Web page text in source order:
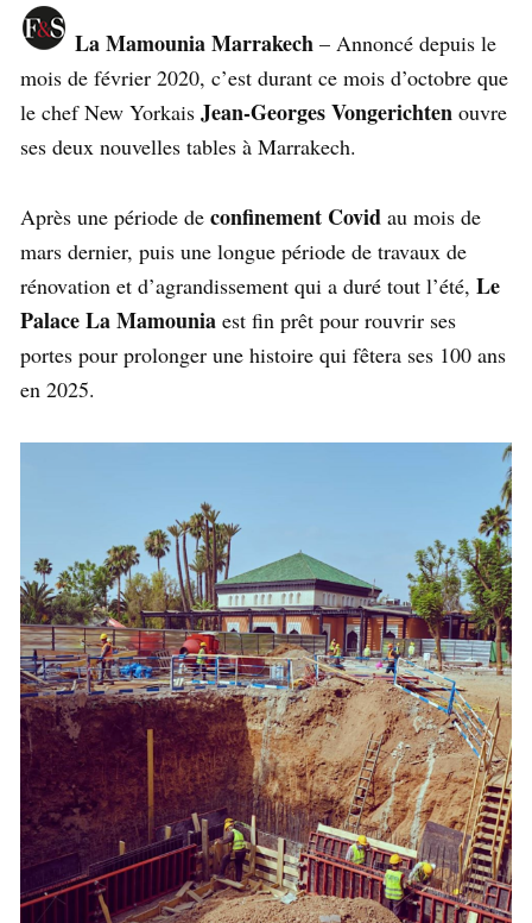
La Mamounia Marrakech – Annoncé depuis le
mois de février 2020, c’est durant ce mois d’octobre que
le chef New Yorkais Jean-Georges Vongerichten ouvre
ses deux nouvelles tables à Marrakech.
Après une période de confinement Covid au mois de
mars dernier, puis une longue période de travaux de
rénovation et d’agrandissement qui a duré tout l’été, Le
Palace La Mamounia est fin prêt pour rouvrir ses
portes pour prolonger une histoire qui fêtera ses 100 ans
en 2025.